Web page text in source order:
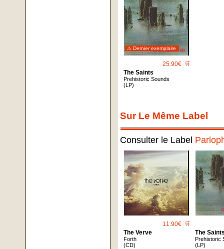
⚠ Dernier exemplaire
25.90€ 🛒
The Saints
Prehistoric Sounds
(LP)
Sur Le Même Label
Consulter le Label
11.90€ 🛒
The Verve
Forth
(CD)
The
Prehistoric
(LP)